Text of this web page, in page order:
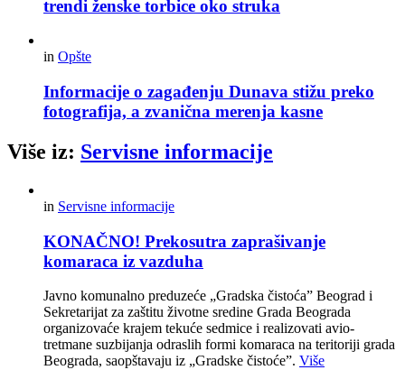
trendi ženske torbice oko struka
in Opšte
Informacije o zagađenju Dunava stižu preko
fotografija, a zvanična merenja kasne
Više iz: Servisne informacije
in Servisne informacije
KONAČNO! Prekosutra zaprašivanje
komaraca iz vazduha
Javno komunalno preduzeće „Gradska čistoća” Beograd i
Sekretarijat za zaštitu životne sredine Grada Beograda
organizovaće krajem tekuće sedmice i realizovati avio-
tretmane suzbijanja odraslih formi komaraca na teritoriji grada
Beograda, saopštavaju iz „Gradske čistoće”. Više